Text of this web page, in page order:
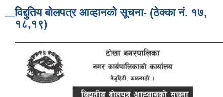
विद्दुतिय बोलपत्र आव्हानको सूचना- (ठेक्का नं. १७,
१८,१९)